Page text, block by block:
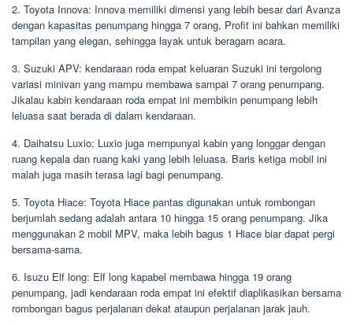
2. Toyota Innova: Innova memiliki dimensi yang lebih besar dari Avanza
dengan kapasitas penumpang hingga 7 orang, Profit ini bahkan memiliki
tampilan yang elegan, sehingga layak untuk beragam acara.
3. Suzuki APV: kendaraan roda empat keluaran Suzuki ini tergolong
variasi minivan yang mampu membawa sampai 7 orang penumpang.
Jikalau kabin kendaraan roda empat ini membikin penumpang lebih
leluasa saat berada di dalam kendaraan.
4. Daihatsu Luxio: Luxio juga mempunyai kabin yang longgar dengan
ruang kepala dan ruang kaki yang lebih leluasa. Baris ketiga mobil ini
malah juga masih terasa lagi bagi penumpang.
5. Toyota Hiace: Toyota Hiace pantas digunakan untuk rombongan
berjumlah sedang adalah antara 10 hingga 15 orang penumpang. Jika
menggunakan 2 mobil MPV, maka lebih bagus 1 Hiace biar dapat pergi
bersama-sama.
6. Isuzu Elf long: Elf long kapabel membawa hingga 19 orang
penumpang, jadi kendaraan roda empat ini efektif diaplikasikan bersama
rombongan bagus perjalanan dekat ataupun perjalanan jarak jauh.